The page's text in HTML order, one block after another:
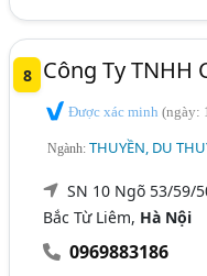
8 Công Ty TNHH
Được xác minh(ngày:
Ngành:THUYỀN, DU
SN 10 Ngõ 53/59/
Bắc Từ Liêm, Hà Nội
0969883186